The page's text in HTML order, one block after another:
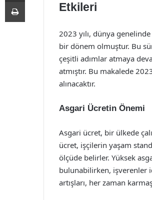
Etkileri
2023 yılı, dünya
bir dönem olmuştur. Bu
çeşitli adımlar atmaya
atmıştır. Bu makalede
alınacaktır.
Asgari Ücretin Önemi
Asgari ücret, bir ülkede
ücret, işçilerin yaşam
ölçüde belirler. Yüksek
bulunabilirken, işverenler
artışları, her zaman